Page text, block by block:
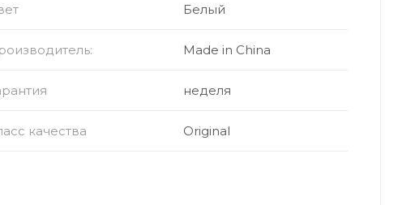
Белый
Made in China
неделя
качества Original